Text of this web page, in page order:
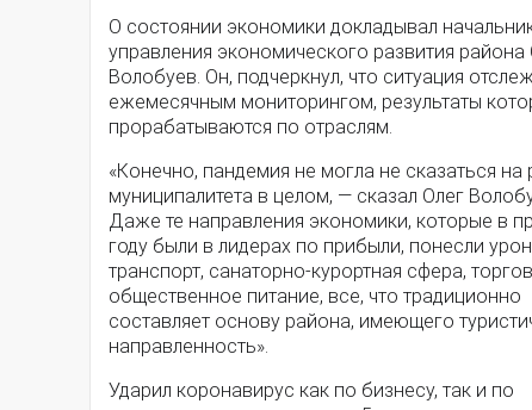
О состоянии экономики докладывал
управления экономического развития района
Волобуев. Он, подчеркнул, что ситуация
ежемесячным мониторингом, результаты
прорабатываются по отраслям.
«Конечно, пандемия не могла не сказаться на
муниципалитета в целом, — сказал Олег
Даже те направления экономики, которые в
году были в лидерах по прибыли, понесли
транспорт, санаторно-курортная сфера,
общественное питание, все, что традиционно
составляет основу района, имеющего
направленность».
Ударил коронавирус как по бизнесу, так и по